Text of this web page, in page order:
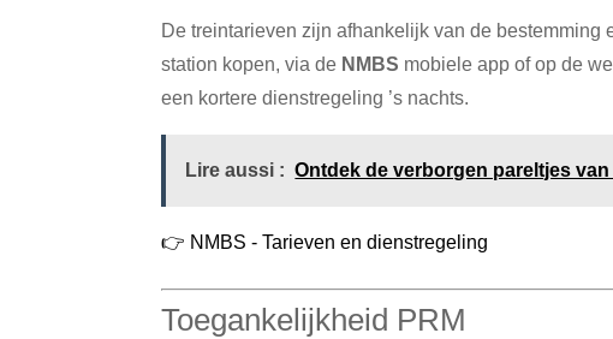
De treintarieven zijn afhankelijk van de bestemming
station kopen, via de NMBS mobiele app of op de
een kortere dienstregeling ’s nachts.
Lire aussi : Ontdek de verborgen pareltjes van
👉 NMBS - Tarieven en dienstregeling
Toegankelijkheid PRM